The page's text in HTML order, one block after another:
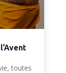
toutes